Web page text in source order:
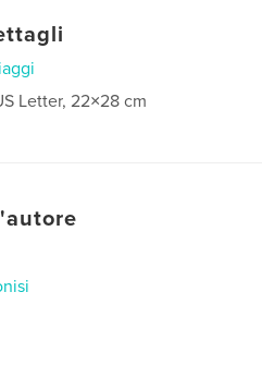
Letter, 22×28 cm